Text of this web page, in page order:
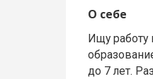
О себе
Ищу работу
до 7 лет.